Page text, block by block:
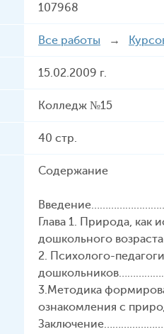
107968
Все работы →
15.02.2009 г.
Колледж №15
40 стр.
Содержание
Глава 1. Природа, как
дошкольного
2. Психолого-
3.Методика
ознакомления с